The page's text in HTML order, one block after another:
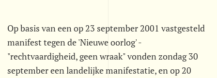
Op basis van een op 23 september 2001 vastgesteld
manifest tegen de 'Nieuwe oorlog' -
"rechtvaardigheid, geen wraak" vonden zondag 30
september een landelijke manifestatie, en op 20